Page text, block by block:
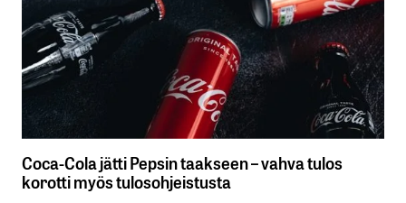
Coca-Cola jätti Pepsin taakseen – vahva tulos
korotti myös tulosohjeistusta